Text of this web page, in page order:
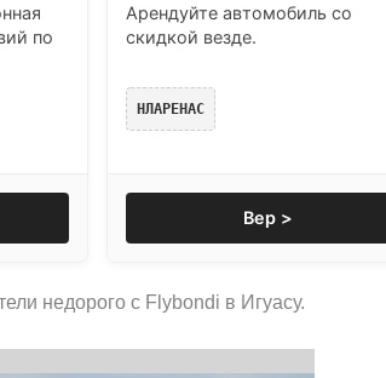
по
Арендуйте автомобиль со
скидкой везде.
НЛАРЕНАС
Вер >
недорого с Flybondi в Игуасу.